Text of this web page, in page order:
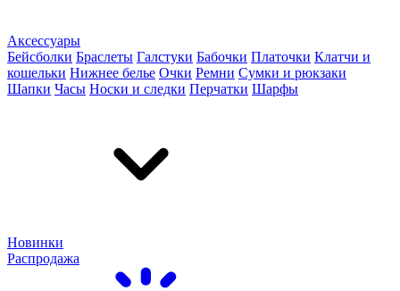
Аксессуары
Бейсболки Браслеты Галстуки Бабочки Платочки Клатчи и
кошельки Нижнее белье Очки Ремни Сумки и рюкзаки
Шапки Часы Носки и следки Перчатки Шарфы
Новинки
Распродажа